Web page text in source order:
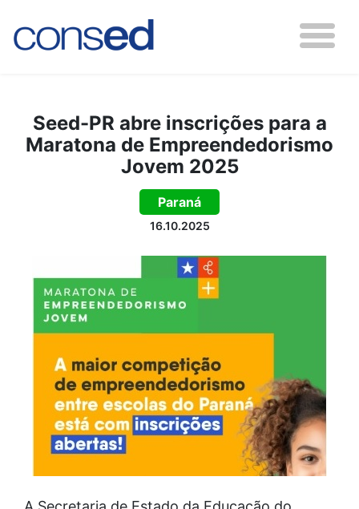
Seed-PR abre inscrições para a
Maratona de Empreendedorismo
Jovem 2025
Paraná
16.10.2025